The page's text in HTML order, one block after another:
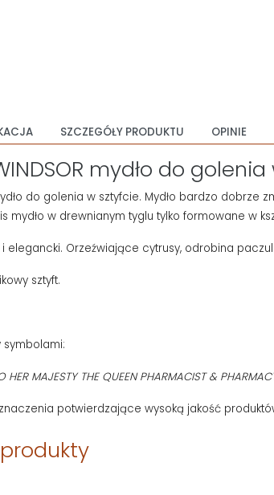
SZCZEGÓŁY PRODUKTU OPINIE
mydło do
do golenia w sztyfcie. Mydło bardzo dobrze
mydło w drewnianym tyglu tylko formowane w
i elegancki. Orzeźwiające cytrusy, odrobina
sztyft.
symbolami:
HER MAJESTY THE QUEEN PHARMACIST &
potwierdzające wysoką jakość